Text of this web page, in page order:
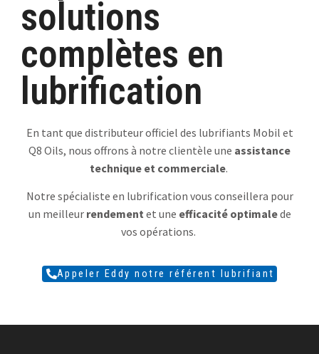
solutions
complètes en
lubrification
En tant que distributeur officiel des lubrifiants Mobil et
Q8 Oils, nous offrons à notre clientèle une assistance
technique et commerciale.
Notre spécialiste en lubrification vous conseillera pour
un meilleur rendement et une efficacité optimalede
vos opérations.
Appeler Eddy notre référent lubrifiant